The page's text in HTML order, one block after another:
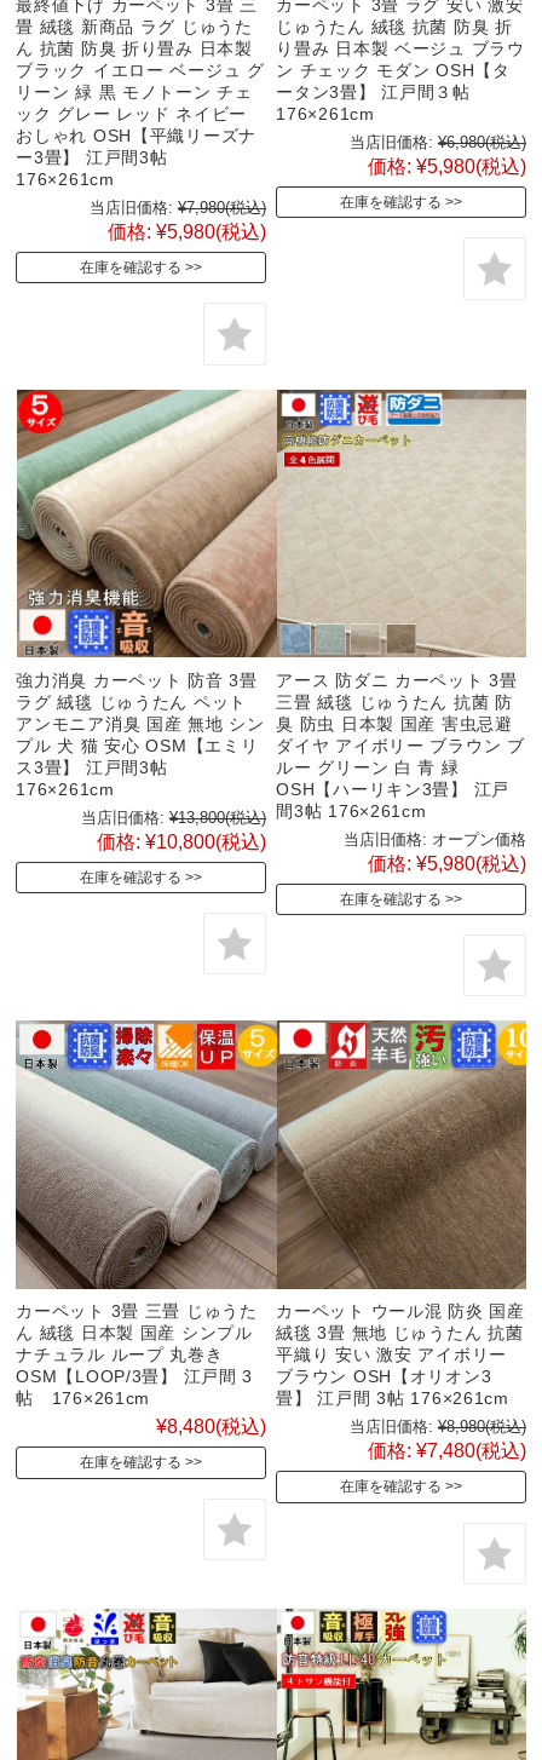
最終値下げ カーペット 3畳 三
畳 絨毯 新商品 ラグ じゅうた
ん 抗菌 防臭 折り畳み 日本製
ブラック イエロー ベージュ グ
リーン 緑 黒 モノトーン チェ
ック グレー レッド ネイビー
おしゃれ OSH【平織リーズナ
ー3畳】 江戸間3帖
176×261cm
当店旧価格: ¥7,980(税込)
価格: ¥5,980(税込)
在庫を確認する
カーペット 3畳 ラグ 安い 激安
じゅうたん 絨毯 抗菌 防臭 折
り畳み 日本製 ベージュ ブラウ
ン チェック モダン OSH【タ
ータン3畳】 江戸間３帖
176×261cm
当店旧価格: ¥6,980(税込)
価格: ¥5,980(税込)
在庫を確認する
強力消臭 カーペット 防音 3畳
ラグ 絨毯 じゅうたん ペット
アンモニア消臭 国産 無地 シン
プル 犬 猫 安心 OSM【エミリ
ス3畳】 江戸間3帖
176×261cm
当店旧価格: ¥13,800(税込)
価格: ¥10,800(税込)
在庫を確認する
アース 防ダニ カーペット 3畳
三畳 絨毯 じゅうたん 抗菌 防
臭 防虫 日本製 国産 害虫忌避
ダイヤ アイボリー ブラウン ブ
ルー グリーン 白 青 緑
OSH【ハーリキン3畳】 江戸
間3帖 176×261cm
当店旧価格: オープン価格
価格: ¥5,980(税込)
在庫を確認する
カーペット 3畳 三畳 じゅうた
ん 絨毯 日本製 国産 シンプル
ナチュラル ループ 丸巻き
OSM【LOOP/3畳】 江戸間 3
帖 176×261cm
¥8,480(税込)
在庫を確認する
カーペット ウール混 防炎 国産
絨毯 3畳 無地 じゅうたん 抗菌
平織り 安い 激安 アイボリー
ブラウン OSH【オリオン3
畳】 江戸間 3帖 176×261cm
当店旧価格: ¥8,980(税込)
価格: ¥7,480(税込)
在庫を確認する